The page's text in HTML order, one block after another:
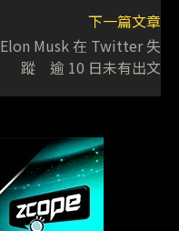
下一篇文章
Elon Musk 在 Twitter 失
蹤 逾 10 日未有出文